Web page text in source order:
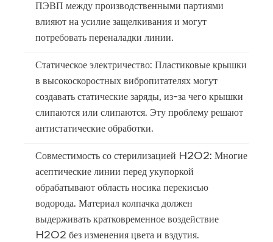
ПЭВП между производственными партиями
влияют на усилие защелкивания и могут
потребовать переналадки линии.
Статическое электричество:Пластиковые крышки
в высокоскоростных вибропитателях могут
создавать статические заряды, из-за чего крышки
слипаются или слипаются. Эту проблему решают
антистатические обработки.
Совместимость со стерилизацией H2O2:Многие
асептические линии перед укупоркой
обрабатывают область носика перекисью
водорода. Материал колпачка должен
выдерживать кратковременное воздействие
H2O2 без изменения цвета и вздутия.